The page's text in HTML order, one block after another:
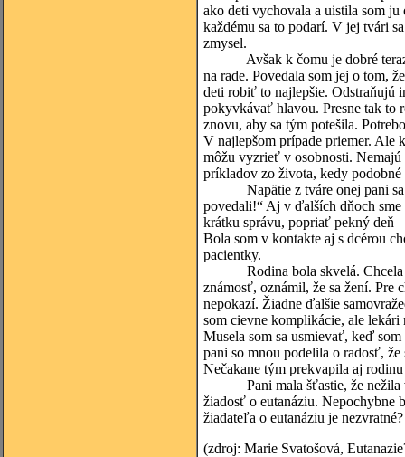
ako deti vychovala a uistila som
každému sa to podarí. V jej tvári
zmysel.
Avšak k čomu je dobré teraz
na rade. Povedala som jej o tom,
deti robiť to najlepšie. Odstraňujú
pokyvkávať hlavou. Presne tak to
znovu, aby sa tým potešila.
V najlepšom prípade priemer. Ale
môžu vyzrieť v osobnosti.
príkladov zo života, kedy
Napätie z tváre onej pani sa
povedali!“ Aj v ďalších dňoch
krátku správu, popriať pekný deň
Bola som v kontakte aj s dcérou
pacientky.
Rodina bola skvelá. Chcela
známosť, oznámil, že sa žení. Pre
nepokazí. Žiadne ďalšie
som cievne komplikácie, ale
Musela som sa usmievať, keď
pani so mnou podelila o radosť,
Nečakane tým prekvapila aj
Pani mala šťastie, že nežila v
žiadosť o eutanáziu. Nepochybne
žiadateľa o eutanáziu je nezvratné?
(zdroj: Marie Svatošová,